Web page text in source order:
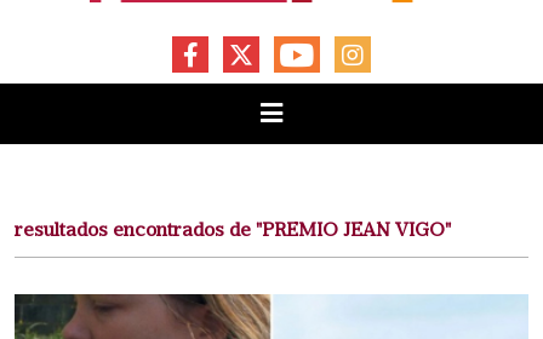
FACEBOOKYOUTUBEINSTAGRAM
resultados encontrados de "PREMIO JEAN VIGO"